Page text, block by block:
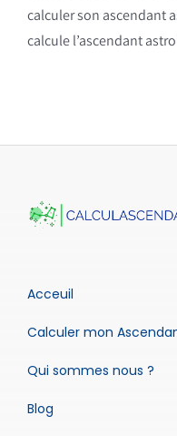
calculer son ascendant
calcule l’ascendant
Acceuil
Calculer mon
Qui sommes nous ?
Blog